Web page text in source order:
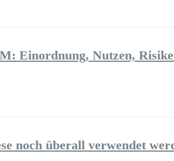
Einordnung, Nutzen,
noch überall verwendet